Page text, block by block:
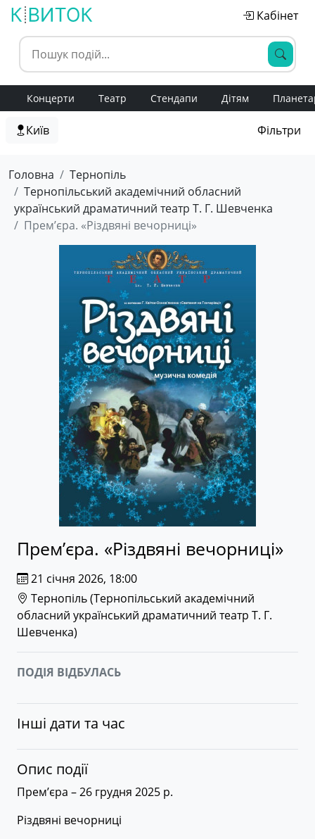
Кабінет
Концерти Театр Стендапи Дітям
Київ Фільтри
Головна
Тернопіль
Тернопільський академічний обласний
український драматичний театр Т. Г. Шевченка
Прем’єра. «Різдвяні вечорниці»
Прем’єра. «Різдвяні вечорниці»
21 січня 2026, 18:00
Тернопіль (Тернопільський академічний
обласний український драматичний театр Т. Г.
Шевченка)
ПОДІЯ ВІДБУЛАСЬ
Інші дати та час
Опис події
Прем’єра – 26 грудня 2025 р.
Різдвяні вечорниці